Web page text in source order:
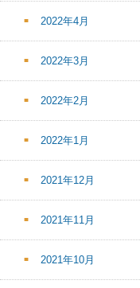
2022年4月
2022年3月
2022年2月
2022年1月
2021年12月
2021年11月
2021年10月